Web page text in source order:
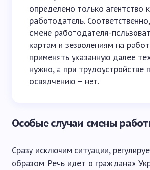
определено только агентство
работодатель.
смене работодателя-
картам и зезволениям на
применять указанную далее
нужно, а при трудоустройстве
освядчению – нет.
Особые случаи смены
Сразу исключим ситуации,
образом. Речь идет о гражданах